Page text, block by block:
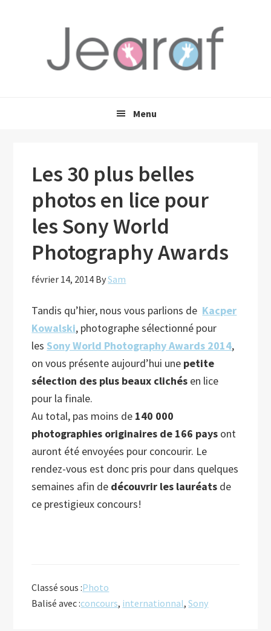
navigation
Menu
Les 30 plus belles
photos en lice pour
les Sony World
Photography Awards
février 14, 2014 BySam
Tandis qu’hier, nous vous parlions de Kacper
Kowalski, photographe sélectionné pour
les Sony World Photography Awards 2014,
on vous présente aujourd’hui une petite
sélection des plus beaux clichés en lice
pour la finale.
Au total, pas moins de 140 000
photographies originaires de 166 pays ont
auront été envoyées pour concourir. Le
rendez-vous est donc pris pour dans quelques
semaines afin de découvrir les lauréats de
ce prestigieux concours!
Classé sous :Photo
Balisé avec :concours, internationnal,Sony